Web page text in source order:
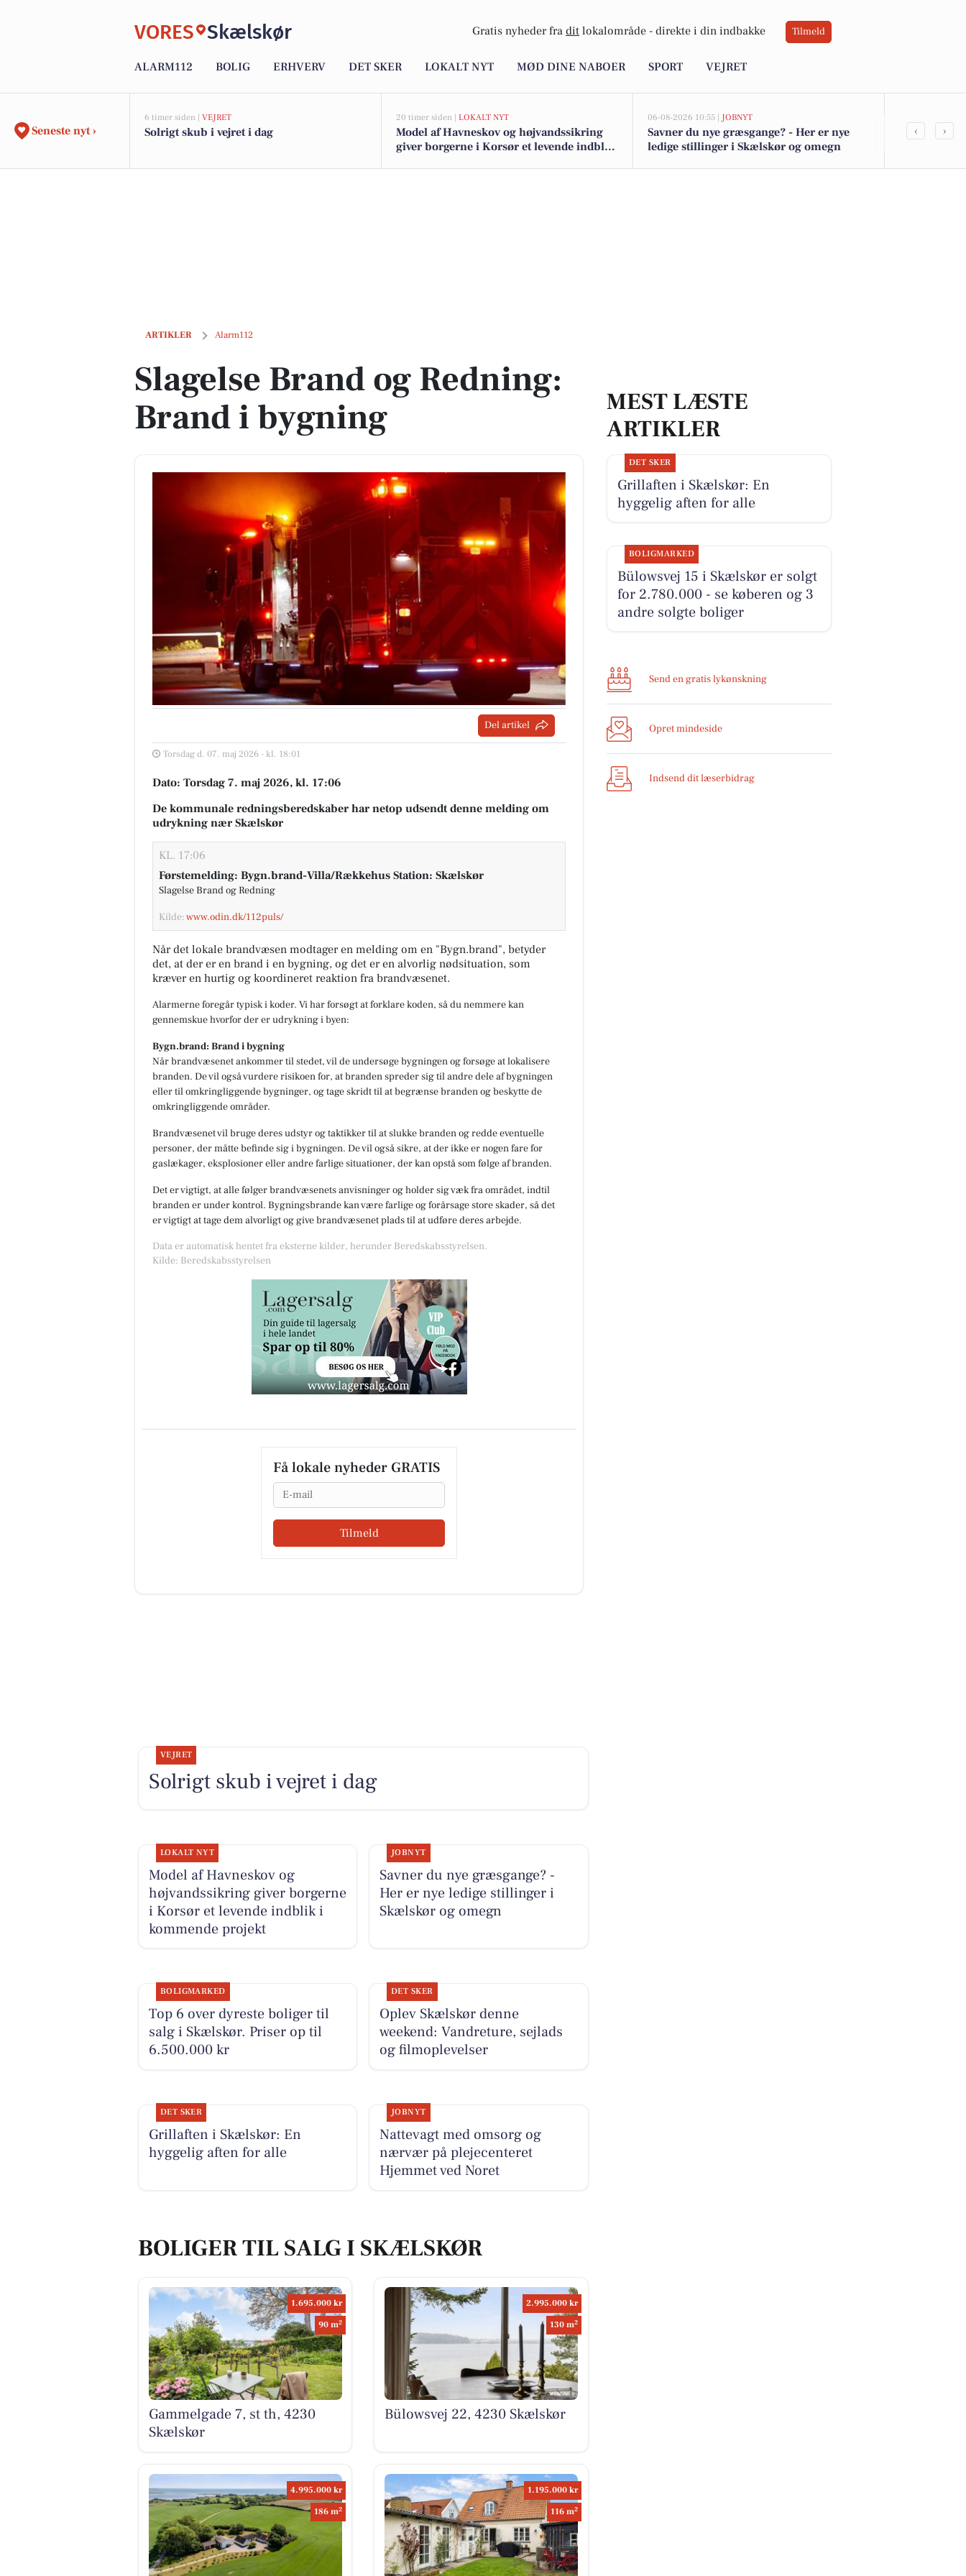
VORES Skælskør Gratis nyheder fra dit lokalområde - direkte i din indbakke Tilmeld
ALARM112 BOLIG ERHVERV DET SKER LOKALT NYT MØD DINE NABOER SPORT VEJRET
Seneste nyt ›
6 timer siden | VEJRET
Solrigt skub i vejret i dag
20 timer siden | LOKALT NYT
Model af Havneskov og højvandssikring
giver borgerne i Korsør et levende indblik
06-08-2026 10:55 | JOBNYT
Savner du nye græsgange? - Her er nye
ledige stillinger i Skælskør og omegn
Top 6 over
‹ ›
ARTIKLER Alarm112
Slagelse Brand og Redning: Brand i bygning
Slagelse Brand og Redning:
Brand i bygning
Del artikel
Torsdag d. 07. maj 2026 - kl. 18:01
Dato: Torsdag 7. maj 2026, kl. 17:06
De kommunale redningsberedskaber har netop udsendt denne melding om
udrykning nær Skælskør
KL. 17:06
Førstemelding: Bygn.brand-Villa/Rækkehus Station: Skælskør
Slagelse Brand og Redning
Kilde:www.odin.dk/112puls/
Når det lokale brandvæsen modtager en melding om en "Bygn.brand", betyder
det, at der er en brand i en bygning, og det er en alvorlig nødsituation, som
kræver en hurtig og koordineret reaktion fra brandvæsenet.
Alarmerne foregår typisk i koder. Vi har forsøgt at forklare koden, så du nemmere kan
gennemskue hvorfor der er udrykning i byen:
Bygn.brand: Brand i bygning
Når brandvæsenet ankommer til stedet, vil de undersøge bygningen og forsøge at lokalisere
branden. De vil også vurdere risikoen for, at branden spreder sig til andre dele af bygningen
eller til omkringliggende bygninger, og tage skridt til at begrænse branden og beskytte de
omkringliggende områder.
Brandvæsenet vil bruge deres udstyr og taktikker til at slukke branden og redde eventuelle
personer, der måtte befinde sig i bygningen. De vil også sikre, at der ikke er nogen fare for
gaslækager, eksplosioner eller andre farlige situationer, der kan opstå som følge af branden.
Det er vigtigt, at alle følger brandvæsenets anvisninger og holder sig væk fra området, indtil
branden er under kontrol. Bygningsbrande kan være farlige og forårsage store skader, så det
er vigtigt at tage dem alvorligt og give brandvæsenet plads til at udføre deres arbejde.
Data er automatisk hentet fra eksterne kilder, herunder Beredskabsstyrelsen.
Kilde: Beredskabsstyrelsen
Få lokale nyheder GRATIS
Email
Tilmeld
MEST LÆSTE
ARTIKLER
DET SKER
Grillaften i Skælskør: En
hyggelig aften for alle
BOLIGMARKED
Bülowsvej 15 i Skælskør er solgt
for 2.780.000 - se køberen og 3
andre solgte boliger
Send en gratis lykønskning
Opret mindeside
Indsend dit læserbidrag
VEJRET
Solrigt skub i vejret i dag
LOKALT NYT
Model af Havneskov og
højvandssikring giver borgerne
i Korsør et levende indblik i
kommende projekt
JOBNYT
Savner du nye græsgange? -
Her er nye ledige stillinger i
Skælskør og omegn
BOLIGMARKED
Top 6 over dyreste boliger til
salg i Skælskør. Priser op til
6.500.000 kr
DET SKER
Oplev Skælskør denne
weekend: Vandreture, sejlads
og filmoplevelser
DET SKER
Grillaften i Skælskør: En
hyggelig aften for alle
JOBNYT
Nattevagt med omsorg og
nærvær på plejecenteret
Hjemmet ved Noret
BOLIGER TIL SALG I SKÆLSKØR
1.695.000 kr
90 m2
Gammelgade 7, st th, 4230
Skælskør
2.995.000 kr
130 m2
Bülowsvej 22, 4230 Skælskør
4.995.000 kr
186 m2
1.195.000 kr
116 m2